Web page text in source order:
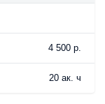
4 500 р.
20 ак. ч